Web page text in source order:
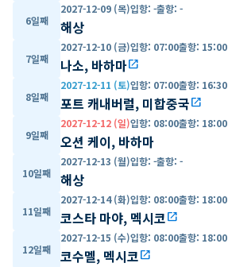
6일째
2027-12-09 (목)입항: -출항: -
해상
7일째
2027-12-10 (금)입항: 07:00출항: 15:00
나소, 바하마open_in_new
8일째
2027-12-11 (토)입항: 07:00출항: 16:30
포트 캐내버럴, 미합중국open_in_new
9일째
2027-12-12 (일)입항: 08:00출항: 18:00
오션 케이, 바하마
10일째
2027-12-13 (월)입항: -출항: -
해상
11일째
2027-12-14 (화)입항: 08:00출항: 18:00
코스타 마야, 멕시코open_in_new
12일째
2027-12-15 (수)입항: 08:00출항: 18:00
코수멜, 멕시코open_in_new